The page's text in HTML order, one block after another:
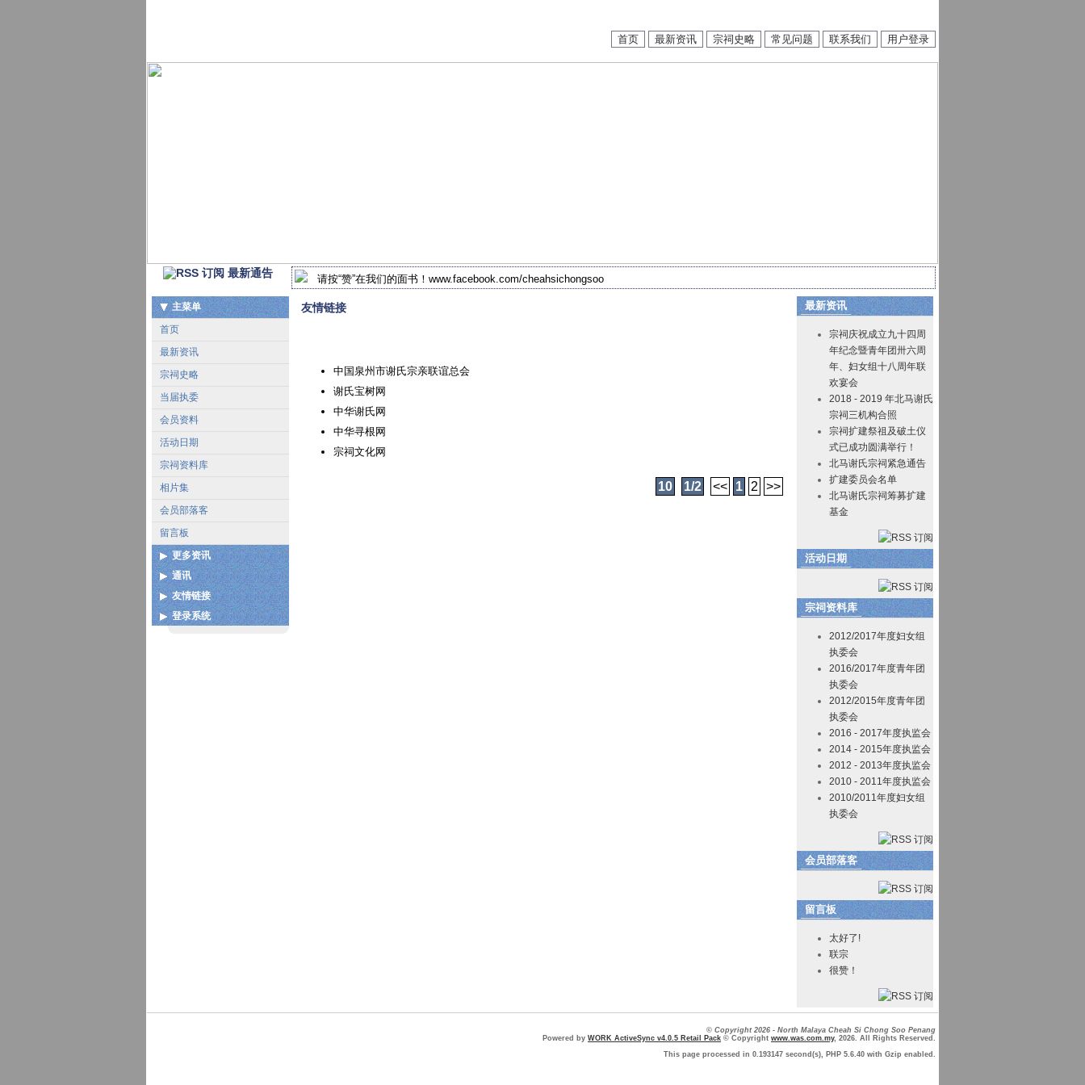
首页 最新资讯 宗祠史略 常见问题 联系我们 用户登录
最新通告
2018-2019年 北马谢氏宗祠新届执监委员会合照
请按“赞”在我们的面书！www.facebook.com/cheahsichongsoo
主菜单
首页
最新资讯
宗祠史略
当届执委
会员资料
活动日期
宗祠资料库
相片集
会员部落客
留言板
更多资讯
各地宗亲会通讯录
扩建图测
谢姓起源
通讯
联系我们
友情链接
中国泉州市谢氏宗亲联谊总
登录系统
友情链接
中国泉州市谢氏宗亲联谊总会
谢氏宝树网
中华谢氏网
中华寻根网
宗祠文化网
10 1/2 << 1 2 >>
最新资讯
宗祠庆祝成立九十四周
年纪念暨青年团卅六周
年、妇女组十八周年联
欢宴会
2018 - 2019 年北马谢氏
宗祠三机构合照
宗祠扩建祭祖及破土仪
式已成功圆满举行！
北马谢氏宗祠紧急通告
扩建委员会名单
北马谢氏宗祠筹募扩建
基金
活动日期
宗祠资料库
2012/2017年度妇女组
执委会
2016/2017年度青年团
执委会
2012/2015年度青年团
执委会
2016 - 2017年度执监会
2014 - 2015年度执监会
2012 - 2013年度执监会
2010 - 2011年度执监会
2010/2011年度妇女组
执委会
会员部落客
留言板
太好了!
联宗
很赞！
© Copyright 2026 - North Malaya Cheah Si Chong Soo Penang
Powered by WORK ActiveSync v4.0.5 Retail Pack © Copyright www.was.com.my, 2026. All Rights Reserved.
This page processed in 0.193147 second(s), PHP 5.6.40 with Gzip enabled .